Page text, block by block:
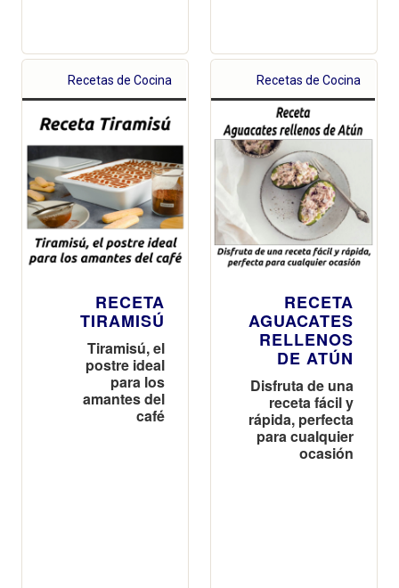
Recetas de Cocina
RECETA
TIRAMISÚ
Tiramisú, el
postre ideal
para los
amantes del
café
Recetas de Cocina
RECETA
AGUACATES
RELLENOS
DE ATÚN
Disfruta de una
receta fácil y
rápida, perfecta
para cualquier
ocasión